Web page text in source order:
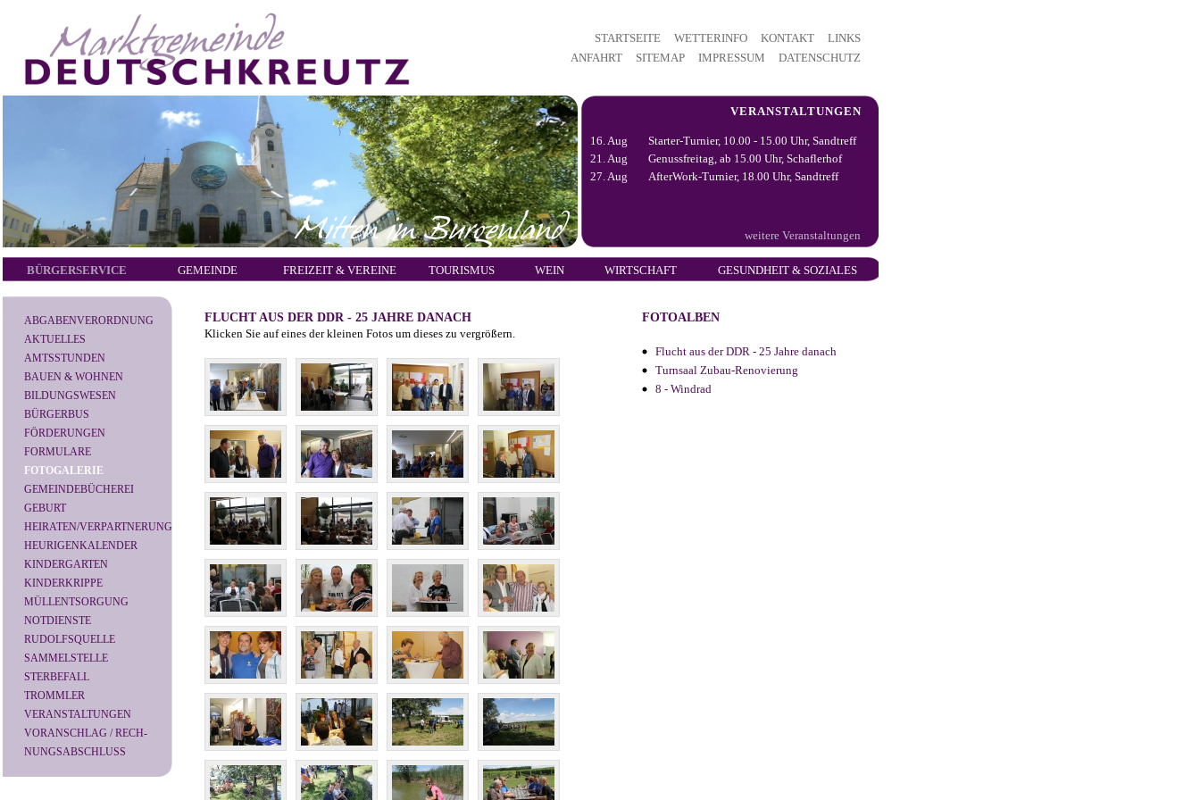
STARTSEITE WETTERINFO KONTAKT
LINKS
ANFAHRT
SITEMAP IMPRESSUM DATENSCHUTZ
VERANSTALTUNGEN
16. Aug
Starter-Turnier, 10.00 - 15.00 Uhr, Sandtreff
21. Aug
Genussfreitag, ab 15.00 Uhr, Schaflerhof
27. Aug
AfterWork-Turnier, 18.00 Uhr, Sandtreff
weitere Veranstaltungen
BÜRGERSERVICE GEMEINDE FREIZEIT & VEREINE TOURISMUS WEIN WIRTSCHAFT GESUNDHEIT & SOZIALES
ABGABENVERORDNUNG
AKTUELLES
AMTSSTUNDEN
BAUEN & WOHNEN
BILDUNGSWESEN
BÜRGERBUS
FÖRDERUNGEN
FORMULARE
FOTOGALERIE
GEMEINDEBÜCHEREI
GEBURT
HEIRATEN/VERPARTNERUNG
HEURIGENKALENDER
KINDERGARTEN
KINDERKRIPPE
MÜLLENTSORGUNG
NOTDIENSTE
RUDOLFSQUELLE
SAMMELSTELLE
STERBEFALL
TROMMLER
VERANSTALTUNGEN
VORANSCHLAG / RECH-
NUNGSABSCHLUSS
FOTOALBEN
Flucht aus der DDR - 25 Jahre danach
Turnsaal Zubau-Renovierung
8 - Windrad
FLUCHT AUS DER DDR - 25 JAHRE DANACH
Klicken Sie auf eines der kleinen Fotos um dieses zu vergrößern.